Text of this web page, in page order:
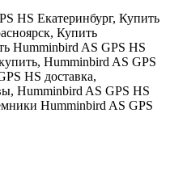
HS Екатеринбург, Купить
, Купить
Humminbird AS GPS HS
, Humminbird AS GPS
HS доставка,
, Humminbird AS GPS HS
Humminbird AS GPS